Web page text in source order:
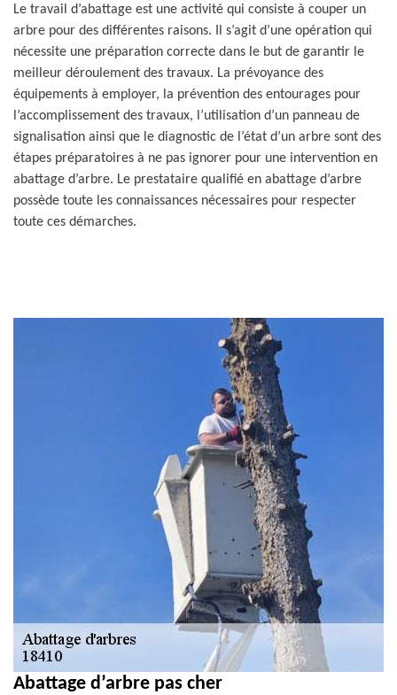
Le travail d’abattage est une activité qui consiste à couper un
arbre pour des différentes raisons. Il s’agit d’une opération qui
nécessite une préparation correcte dans le but de garantir le
meilleur déroulement des travaux. La prévoyance des
équipements à employer, la prévention des entourages pour
l’accomplissement des travaux, l’utilisation d’un panneau de
signalisation ainsi que le diagnostic de l’état d’un arbre sont des
étapes préparatoires à ne pas ignorer pour une intervention en
abattage d’arbre. Le prestataire qualifié en abattage d’arbre
possède toute les connaissances nécessaires pour respecter
toute ces démarches.
Abattage d’arbre pas cher